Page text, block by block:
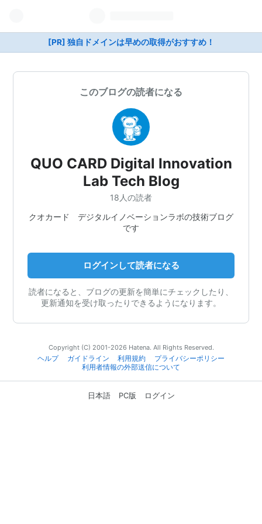
[PR] 独自ドメインは早めの取得がおすすめ！
このブログの読者になる
QUO CARD Digital Innovation
Lab Tech Blog
18人の読者
クオカード デジタルイノベーションラボの技術ブログ
です
ログインして読者になる
読者になると、ブログの更新を簡単にチェックしたり、
更新通知を受け取ったりできるようになります。
Copyright (C) 2001-2026 Hatena. All Rights Reserved.
ヘルプ
ガイドライン 利用規約
プライバシーポリシー
利用者情報の外部送信について
日本語 PC版 ログイン